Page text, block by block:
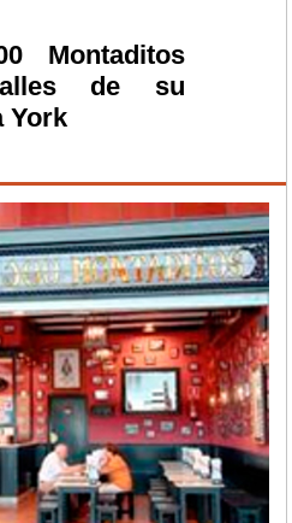
Montaditos
de su
York